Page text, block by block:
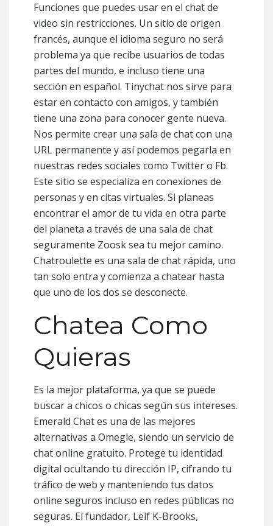
Funciones que puedes usar en el chat de
video sin restricciones. Un sitio de origen
francés, aunque el idioma seguro no será
problema ya que recibe usuarios de todas
partes del mundo, e incluso tiene una
sección en español. Tinychat nos sirve para
estar en contacto con amigos, y también
tiene una zona para conocer gente nueva.
Nos permite crear una sala de chat con una
URL permanente y así podemos pegarla en
nuestras redes sociales como Twitter o Fb.
Este sitio se especializa en conexiones de
personas y en citas virtuales. Si planeas
encontrar el amor de tu vida en otra parte
del planeta a través de una sala de chat
seguramente Zoosk sea tu mejor camino.
Chatroulette es una sala de chat rápida, uno
tan solo entra y comienza a chatear hasta
que uno de los dos se desconecte.
Chatea Como
Quieras
Es la mejor plataforma, ya que se puede
buscar a chicos o chicas según sus intereses.
Emerald Chat es una de las mejores
alternativas a Omegle, siendo un servicio de
chat online gratuito. Protege tu identidad
digital ocultando tu dirección IP, cifrando tu
tráfico de web y manteniendo tus datos
online seguros incluso en redes públicas no
seguras. El fundador, Leif K-Brooks,